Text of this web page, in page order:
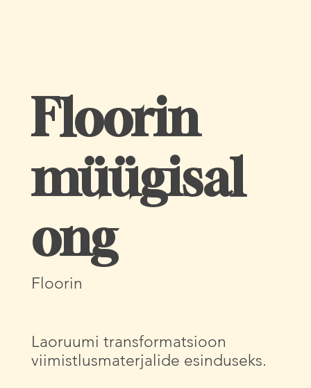
Floorin
müügisal
ong
Floorin
Laoruumi transformatsioon
viimistlusmaterjalide esinduseks.